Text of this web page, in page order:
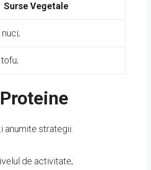
Surse Vegetale
anumite strategii:
de activitate;